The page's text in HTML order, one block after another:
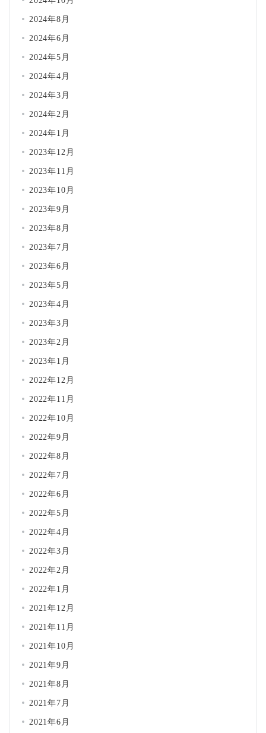
2024年8月
2024年6月
2024年5月
2024年4月
2024年3月
2024年2月
2024年1月
2023年12月
2023年11月
2023年10月
2023年9月
2023年8月
2023年7月
2023年6月
2023年5月
2023年4月
2023年3月
2023年2月
2023年1月
2022年12月
2022年11月
2022年10月
2022年9月
2022年8月
2022年7月
2022年6月
2022年5月
2022年4月
2022年3月
2022年2月
2022年1月
2021年12月
2021年11月
2021年10月
2021年9月
2021年8月
2021年7月
2021年6月